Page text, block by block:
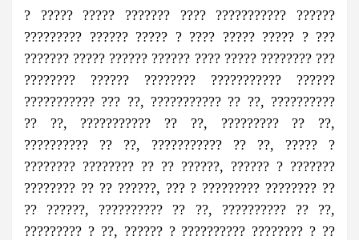
? ????? ????? ??????? ???? ??????????? ??????
????????? ?????? ????? ? ???? ????? ????? ? ???
??????? ????? ?????? ?????? ???? ????? ???????? ???
???????? ?????? ???????? ??????????? ??????
??????????? ??? ??, ??????????? ?? ??, ??????????
?? ??, ??????????? ?? ??, ????????? ?? ??,
?????????? ?? ??, ??????????? ?? ??, ????? ?
???????? ???????? ?? ?? ??????, ?????? ? ???????
???????? ?? ?? ??????, ??? ? ????????? ???????? ??
?? ??????, ?????????? ?? ??, ?????????? ?? ??,
????????? ? ??, ?????? ? ?????????? ???????? ? ??